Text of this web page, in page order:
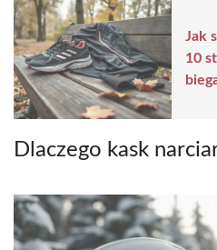
Jak
10
Dlaczego kask